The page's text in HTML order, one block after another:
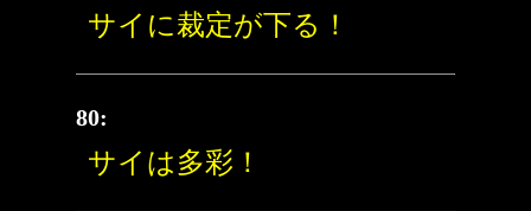
サイに裁定が下る！
80:
サイは多彩！